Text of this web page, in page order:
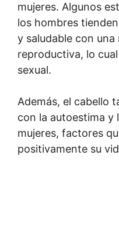
mujeres. Algunos
los hombres
y saludable con
reproductiva, lo
sexual.
Además, el cabello
con la autoestima y
mujeres, factores
positivamente su